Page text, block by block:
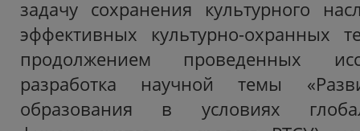
задачу сохранения культурного
эффективных культурно-охранных
продолжением проведенных
разработка научной темы
образования в условиях